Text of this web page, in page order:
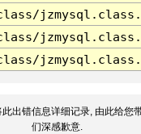
此出错信息详细记录, 由此给您
们深感歉意.